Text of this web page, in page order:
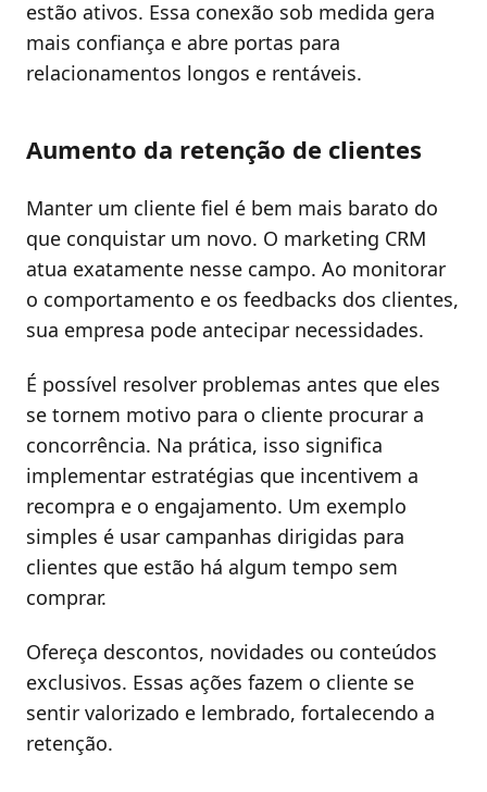
estão ativos. Essa conexão sob medida gera
mais confiança e abre portas para
relacionamentos longos e rentáveis.
Aumento da retenção de clientes
Manter um cliente fiel é bem mais barato do
que conquistar um novo. O marketing CRM
atua exatamente nesse campo. Ao monitorar
o comportamento e os feedbacks dos clientes,
sua empresa pode antecipar necessidades.
É possível resolver problemas antes que eles
se tornem motivo para o cliente procurar a
concorrência. Na prática, isso significa
implementar estratégias que incentivem a
recompra e o engajamento. Um exemplo
simples é usar campanhas dirigidas para
clientes que estão há algum tempo sem
comprar.
Ofereça descontos, novidades ou conteúdos
exclusivos. Essas ações fazem o cliente se
sentir valorizado e lembrado, fortalecendo a
retenção.